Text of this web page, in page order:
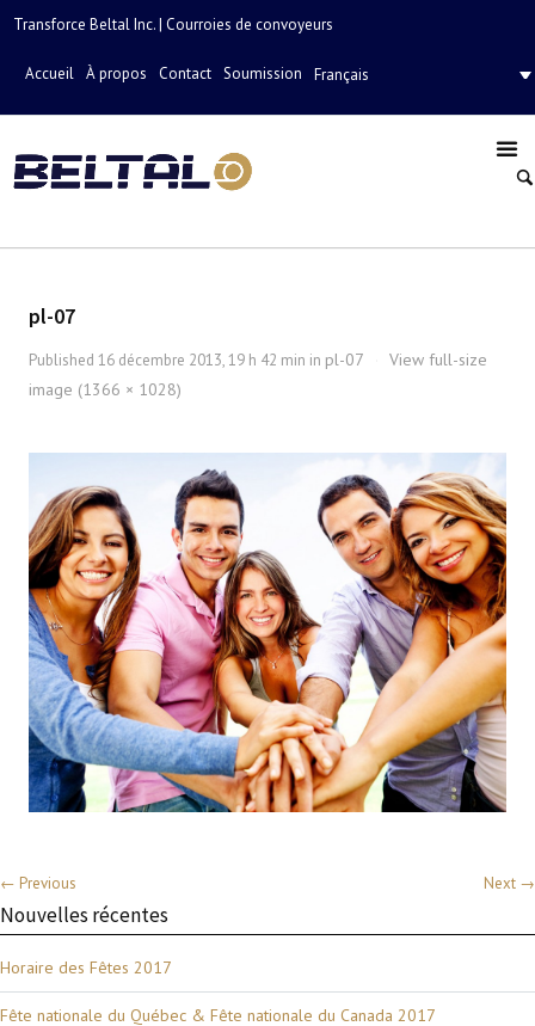
Transforce Beltal Inc. | Courroies de convoyeurs
Accueil À propos Contact Soumission Français
pl-07
Published 16 décembre 2013, 19 h 42 min in pl-07
View full-size
image (1366 × 1028)
← Previous Next →
Nouvelles récentes
Horaire des Fêtes 2017
Fête nationale du Québec & Fête nationale du Canada 2017